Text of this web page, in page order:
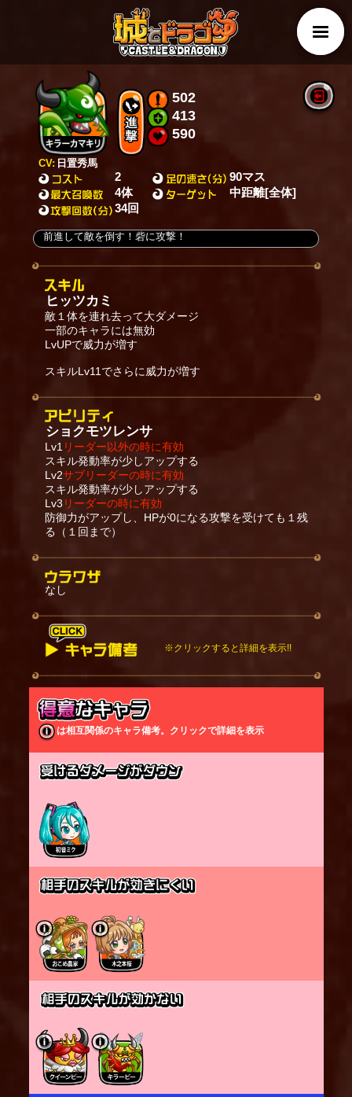
CV: 日置秀馬
502
413
590
2
4体
34回
90マス
中距離[全体]
前進して敵を倒す！砦に攻撃！
ヒッツカミ
敵１体を連れ去って大ダメージ
一部のキャラには無効
LvUPで威力が増す
スキルLv11でさらに威力が増す
ショクモツレンサ
Lv1 リーダー以外の時に有効
スキル発動率が少しアップする
Lv2サブリーダーの時に有効
スキル発動率が少しアップする
Lv3 リーダーの時に有効
防御力がアップし、HPが0になる攻撃を受けても１残
る（１回まで）
なし
※クリックすると詳細を表示!!
空中にいるキャラには発動しない。飛び乗る瞬間に
対象の位置が大きく移動した場合、飛び乗れずに着
地して戻ってくる場合がある。敵に乗っている間も
ダメージやスキル攻撃を受ける。
は相互関係のキャラ備考。クリックで詳細を表示